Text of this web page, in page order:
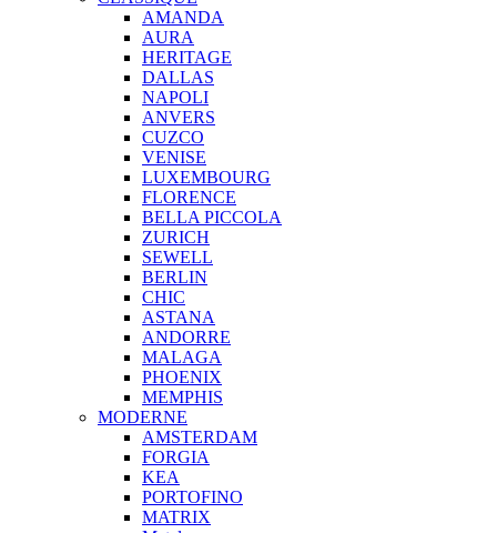
AMANDA
AURA
HERITAGE
DALLAS
NAPOLI
ANVERS
CUZCO
VENISE
LUXEMBOURG
FLORENCE
BELLA PICCOLA
ZURICH
SEWELL
BERLIN
CHIC
ASTANA
ANDORRE
MALAGA
PHOENIX
MEMPHIS
MODERNE
AMSTERDAM
FORGIA
KEA
PORTOFINO
MATRIX